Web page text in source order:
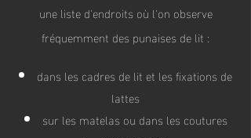
une liste d'endroits où l'on observe
fréquemment des punaises de lit :
dans les cadres de lit et les fixations de
lattes
sur les matelas ou dans les coutures